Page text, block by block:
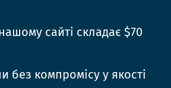
сайті складає $70
без компромісу у якості